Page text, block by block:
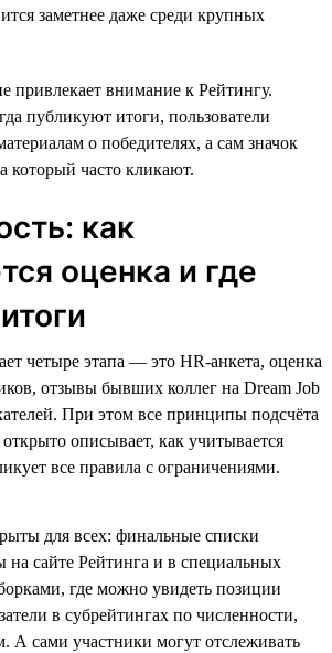
заметнее даже среди крупных
привлекает внимание к Рейтингу.
публикуют итоги, пользователи
о победителях, а сам значок
который часто кликают.
как
оценка и где
четыре этапа — это HR-анкета, оценка
отзывы бывших коллег на Dream Job
При этом все принципы подсчёта
описывает, как учитывается
все правила с ограничениями.
для всех: финальные списки
сайте Рейтинга и в специальных
где можно увидеть позиции
в субрейтингах по численности,
А сами участники могут отслеживать